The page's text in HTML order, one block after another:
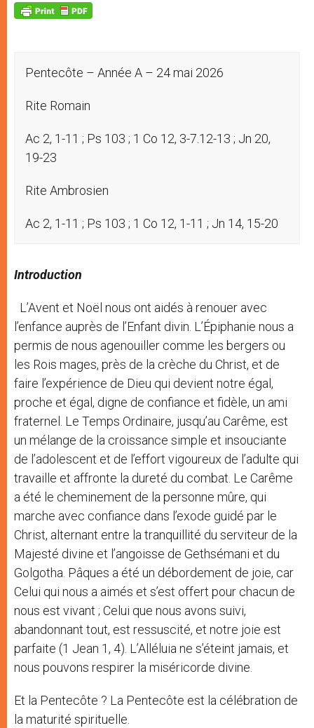
p
p
g
e
o
k
Pentecôte – Année A – 24 mai 2026
Rite Romain
Ac 2, 1-11 ; Ps 103 ; 1 Co 12, 3-7.12-13 ; Jn 20,
19-23
Rite Ambrosien
Ac 2, 1-11 ; Ps 103 ; 1 Co 12, 1-11 ; Jn 14, 15-20
Introduction
L’Avent et Noël nous ont aidés à renouer avec
l’enfance auprès de l’Enfant divin. L’Épiphanie nous a
permis de nous agenouiller comme les bergers ou
les Rois mages, près de la crèche du Christ, et de
faire l’expérience de Dieu qui devient notre égal,
proche et égal, digne de confiance et fidèle, un ami
fraternel. Le Temps Ordinaire, jusqu’au Carême, est
un mélange de la croissance simple et insouciante
de l’adolescent et de l’effort vigoureux de l’adulte qui
travaille et affronte la dureté du combat. Le Carême
a été le cheminement de la personne mûre, qui
marche avec confiance dans l’exode guidé par le
Christ, alternant entre la tranquillité du serviteur de la
Majesté divine et l’angoisse de Gethsémani et du
Golgotha. Pâques a été un débordement de joie, car
Celui qui nous a aimés et s’est offert pour chacun de
nous est vivant ; Celui que nous avons suivi,
abandonnant tout, est ressuscité, et notre joie est
parfaite (1 Jean 1, 4). L’Alléluia ne s’éteint jamais, et
nous pouvons respirer la miséricorde divine.
Et la Pentecôte ? La Pentecôte est la célébration de
la maturité spirituelle.